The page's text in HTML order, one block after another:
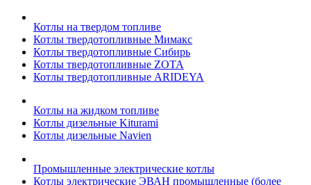
Котлы на твердом топливе
Котлы твердотопливные Мимакс
Котлы твердотопливные Сибирь
Котлы твердотопливные ZOTA
Котлы твердотопливные ARIDEYA
Котлы на жидком топливе
Котлы дизельные Kiturami
Котлы дизельные Navien
Промышленные электрические котлы
Котлы электрические ЭВАН промышленные (более